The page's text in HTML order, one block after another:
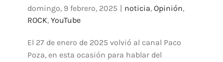
domingo, 9 febrero, 2025 noticia, Opinión,
ROCK, YouTube
El 27 de enero de 2025 volvió al canal Paco
Poza, en esta ocasión para hablar del